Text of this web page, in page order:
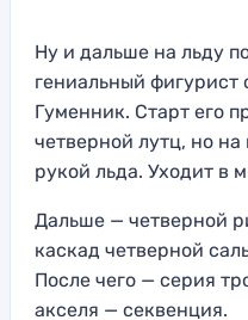
Ну и дальше на льду
гениальный
Гуменник. Старт его
четверной лутц, но
рукой льда. Уходит в
Дальше — четверной
каскад четверной
После чего — серия
акселя — секвенция.